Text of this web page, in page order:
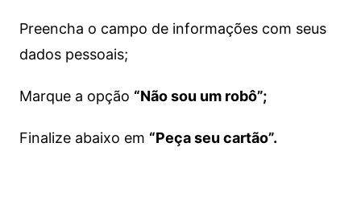
Preencha o campo de informações com seus
dados pessoais;
Marque a opção “Não sou um robô”;
Finalize abaixo em “Peça seu cartão”.